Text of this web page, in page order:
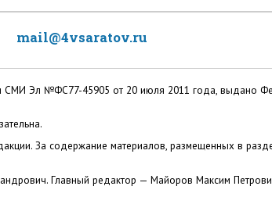
mail@4vsaratov.ru
СМИ Эл №ФС77-45905 от 20 июля 2011 года,
За содержание материалов, размещенных в
Главный редактор — Майоров Максим